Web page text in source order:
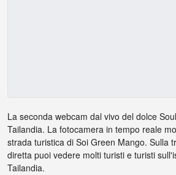
La seconda webcam dal vivo del dolce
Tailandia. La fotocamera in tempo reale
strada turistica di Soi Green Mango. Sulla
diretta puoi vedere molti turisti e turisti
Tailandia.